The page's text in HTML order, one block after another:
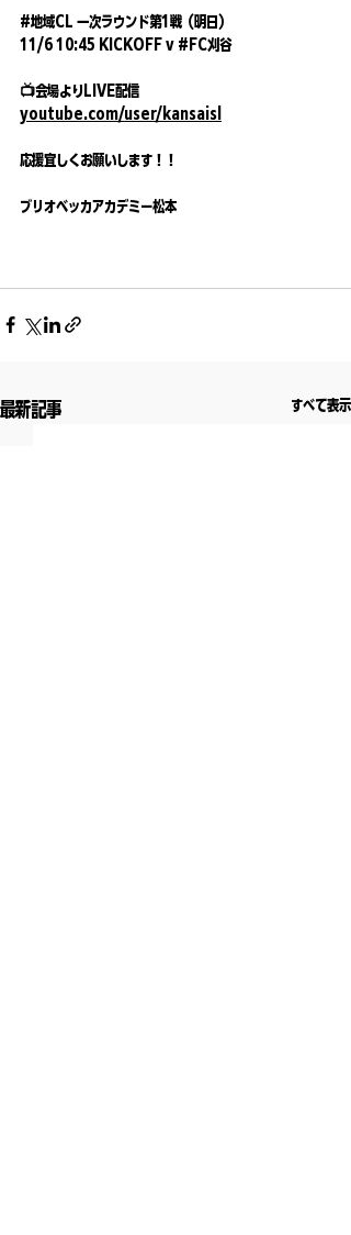
#地域CL 一次ラウンド第1戦（明日）
11/6 10:45 KICKOFF v #FC刈谷
📺会場よりLIVE配信
youtube.com/user/kansaisl
応援宜しくお願いします！！
ブリオベッカアカデミー松本
最新記事 すべて表示